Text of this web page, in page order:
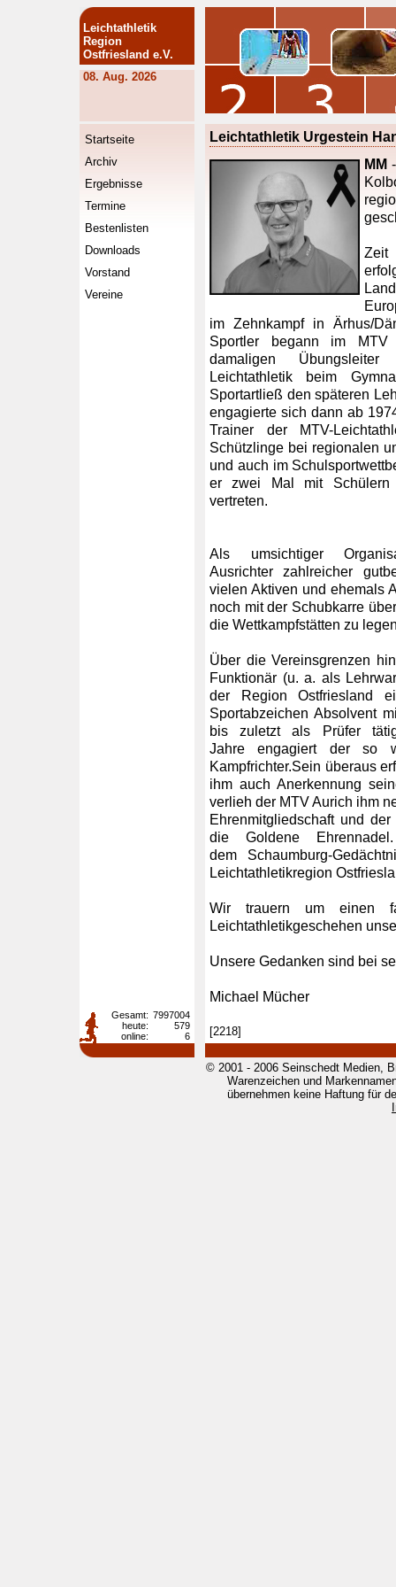
Leichtathletik
Region
Ostfriesland e.V.
08. Aug. 2026
Startseite
Archiv
Ergebnisse
Termine
Bestenlisten
Downloads
Vorstand
Vereine
Leichtathletik Urgestein
MM
im Zehnkampf in Ärhus/
Sportler begann im
damaligen
Leichtathletik beim
Sportartließ den späteren
engagierte sich dann ab
Trainer der MTV-
Schützlinge bei regionalen
und auch im
er zwei Mal mit Schülern
vertreten.
Als umsichtiger
Ausrichter zahlreicher
vielen Aktiven und ehemals
noch mit der Schubkarre
die Wettkampfstätten zu
Über die Vereinsgrenzen
Funktionär (u. a. als
der Region Ostfriesland
Sportabzeichen Absolvent
bis zuletzt als Prüfer
Jahre engagiert der so
Kampfrichter.Sein überaus
ihm auch Anerkennung
verlieh der MTV Aurich ihm
Ehrenmitgliedschaft und
die Goldene
dem Schaumburg-
Leichtathletikregion
Wir trauern um einen
Leichtathletikgeschehen
Unsere Gedanken sind bei
Michael Mücher
[2218]
Gesamt: 7997004
heute:
579
online:
6
© 2001 - 2006 Seinschedt Medien,
Warenzeichen und
übernehmen keine Haftung für